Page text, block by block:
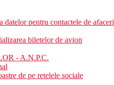
pentru contactele de afaceri
biletelor de avion
- A.N.P.C.
de pe retelele sociale